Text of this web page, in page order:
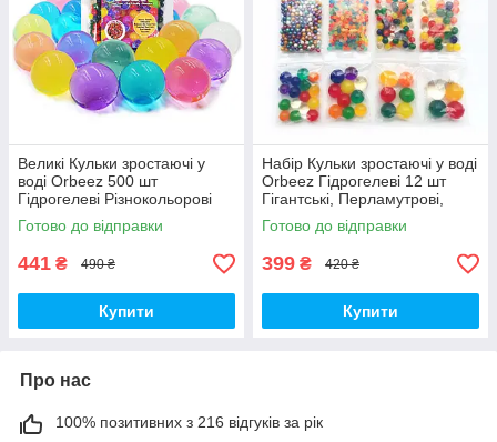
Великі Кульки зростаючі у
воді Orbeez 500 шт
Гідрогелеві Різнокольорові
(00659)
Готово до відправки
441 ₴ 490 ₴
Купити
Набір Кульки зростаючі у воді
Orbeez Гідрогелеві 12 шт
Гігантські, Перламутрові,
Орбіз, що світяться (00422)
Готово до відправки
399 ₴ 420 ₴
Купити
Про нас
100% позитивних з 216 відгуків за рік